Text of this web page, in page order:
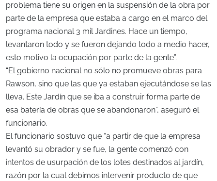
problema tiene su origen en la suspensión de la obra por
parte de la empresa que estaba a cargo en el marco del
programa nacional 3 mil Jardines. Hace un tiempo,
levantaron todo y se fueron dejando todo a medio hacer,
esto motivo la ocupación por parte de la gente”.
“El gobierno nacional no sólo no promueve obras para
Rawson, sino que las que ya estaban ejecutándose se las
lleva. Este Jardín que se iba a construir forma parte de
esa batería de obras que se abandonaron”, aseguró el
funcionario.
El funcionario sostuvo que “a partir de que la empresa
levantó su obrador y se fue, la gente comenzó con
intentos de usurpación de los lotes destinados al jardín,
razón por la cual debimos intervenir producto de que